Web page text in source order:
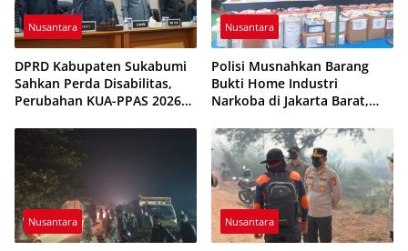
Nusantara
DPRD Kabupaten Sukabumi
Sahkan Perda Disabilitas,
Perubahan KUA-PPAS 2026
Nusantara
Polisi Musnahkan Barang
Bukti Home Industri
Narkoba di Jakarta Barat,
Beredar
Nusantara Nusantara